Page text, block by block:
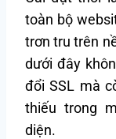
toàn bộ
trơn tru trên
dưới đây
đổi SSL mà
thiếu trong
diện.